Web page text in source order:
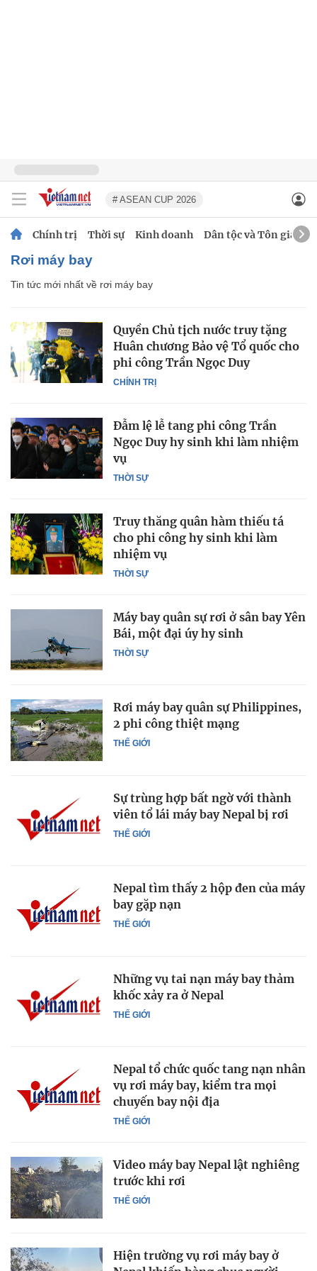
# ASEAN CUP 2026
Chính trị Thời sự Kinh doanh Dân tộc và Tôn giáo
rơi máy bay
Tin tức mới nhất về rơi máy bay
CHÍNH TRỊ
Quyền Chủ tịch nước truy tặng
Huân chương Bảo vệ Tổ quốc cho
phi công Trần Ngọc Duy
THỜI SỰ
Đẫm lệ lễ tang phi công Trần
Ngọc Duy hy sinh khi làm nhiệm
vụ
THỜI SỰ
Truy thăng quân hàm thiếu tá
cho phi công hy sinh khi làm
nhiệm vụ
THỜI SỰ
Máy bay quân sự rơi ở sân bay Yên
Bái, một đại úy hy sinh
THẾ GIỚI
Rơi máy bay quân sự Philippines,
2 phi công thiệt mạng
THẾ GIỚI
Sự trùng hợp bất ngờ với thành
viên tổ lái máy bay Nepal bị rơi
THẾ GIỚI
Nepal tìm thấy 2 hộp đen của máy
bay gặp nạn
THẾ GIỚI
Những vụ tai nạn máy bay thảm
khốc xảy ra ở Nepal
THẾ GIỚI
Nepal tổ chức quốc tang nạn nhân
vụ rơi máy bay, kiểm tra mọi
chuyến bay nội địa
THẾ GIỚI
Video máy bay Nepal lật nghiêng
trước khi rơi
Hiện trường vụ rơi máy bay ở